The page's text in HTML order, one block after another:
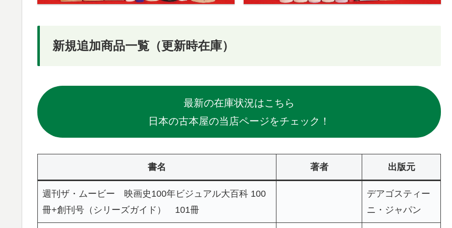
新規追加商品一覧（更新時在庫）
最新の在庫状況はこちら
日本の古本屋の当店ページをチェック！
書名 著者 出版元
週刊ザ・ムービー 映画史100年ビジュアル大百科 100
冊+創刊号（シリーズガイド） 101冊
デアゴスティー
ニ・ジャパン